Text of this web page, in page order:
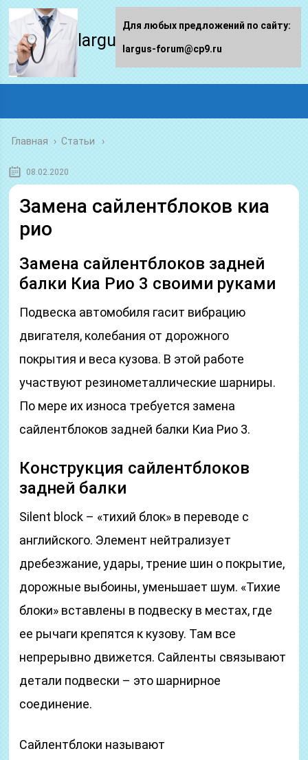
largus-forum.ru
Главная › Статьи
08.02.2020
Замена сайлентблоков киа
рио
Замена сайлентблоков задней
балки Киа Рио 3 своими руками
Подвеска автомобиля гасит вибрацию
двигателя, колебания от дорожного
покрытия и веса кузова. В этой работе
участвуют резинометаллические шарниры.
По мере их износа требуется замена
сайлентблоков задней балки Киа Рио 3.
Конструкция сайлентблоков
задней балки
Silent block – «тихий блок» в переводе с
английского. Элемент нейтрализует
дребезжание, удары, трение шин о покрытие,
дорожные выбоины, уменьшает шум. «Тихие
блоки» вставлены в подвеску в местах, где
ее рычаги крепятся к кузову. Там все
непрерывно движется. Сайленты связывают
детали подвески – это шарнирное
соединение.
Сайлентблоки называют
Для любых предложений по сайту:
largus-forum@cp9.ru